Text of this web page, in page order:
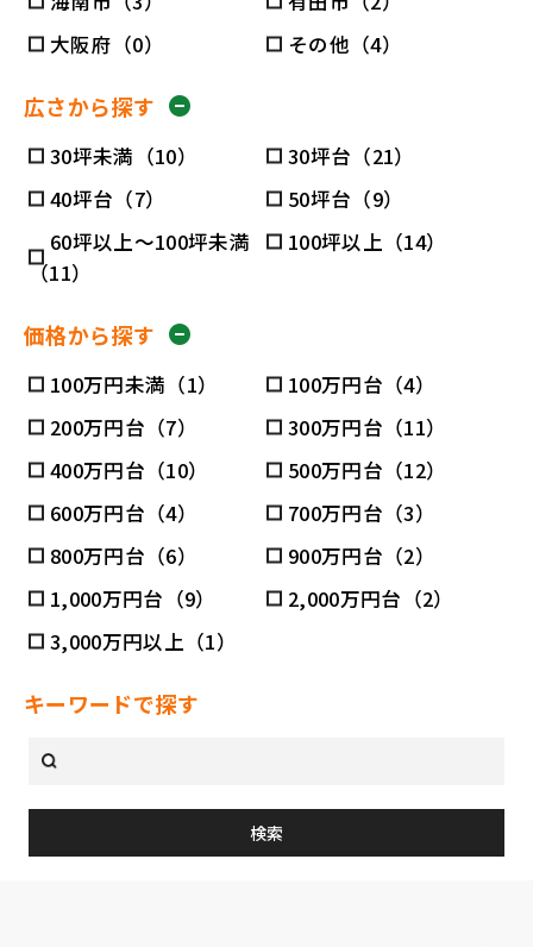
大阪府（0）
その他（4）
広さから探す
30坪未満（10）
30坪台（21）
40坪台（7）
50坪台（9）
60坪以上～100坪未満
（11）
100坪以上（14）
価格から探す
100万円未満（1）
100万円台（4）
200万円台（7）
300万円台（11）
400万円台（10）
500万円台（12）
600万円台（4）
700万円台（3）
800万円台（6）
900万円台（2）
1,000万円台（9）
2,000万円台（2）
3,000万円以上（1）
キーワードで探す